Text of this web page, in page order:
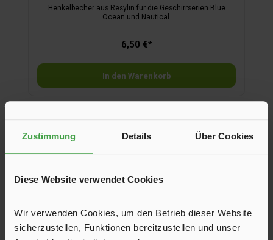
Zustimmung Details Über Cookies
Diese Website verwendet Cookies
Wir verwenden Cookies, um den Betrieb dieser Website
sicherzustellen, Funktionen bereitzustellen und unser
Henkelbecher aus Resylin für die Geschirrserien Blue
Ocean und Nautical.
6,50 €*
In den Warenkorb